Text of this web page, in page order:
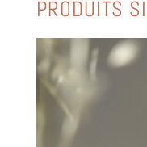
PRODUITS